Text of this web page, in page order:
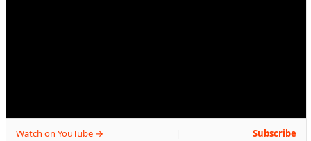
Watch on YouTube → | Subscribe